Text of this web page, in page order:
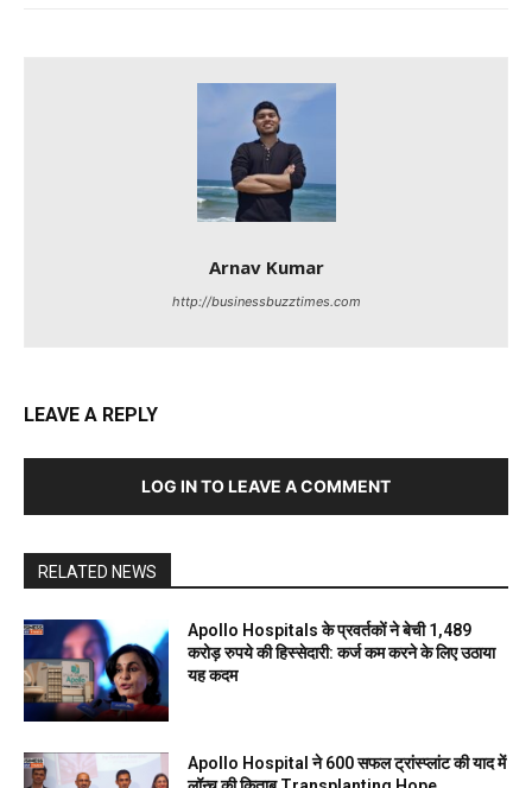
Arnav Kumar
http://businessbuzztimes.com
LEAVE A REPLY
LOG IN TO LEAVE A COMMENT
RELATED NEWS
Apollo Hospitals के प्रवर्तकों ने बेची 1,489
करोड़ रुपये की हिस्सेदारी: कर्ज कम करने के लिए उठाया
यह कदम
Apollo Hospital ने 600 सफल ट्रांस्प्लांट की याद में